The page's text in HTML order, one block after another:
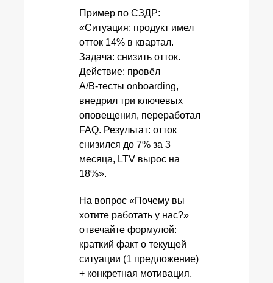
Пример по СЗДР:
«Ситуация: продукт имел
отток 14% в квартал.
Задача: снизить отток.
Действие: провёл
A/B‑тесты onboarding,
внедрил три ключевых
оповещения, переработал
FAQ. Результат: отток
снизился до 7% за 3
месяца, LTV вырос на
18%».
На вопрос «Почему вы
хотите работать у нас?»
отвечайте формулой:
краткий факт о текущей
ситуации (1 предложение)
+ конкретная мотивация,